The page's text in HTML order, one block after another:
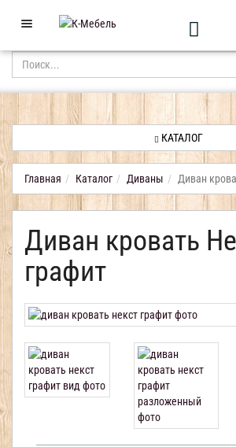
Звоните с 9:00 до 23:00 +7 (343)
КАТАЛОГ
АКЦИИ
НОВИНКИ
КОНТАКТЫ
ОТЗЫВЫ
КАБИНЕТ
КАТАЛОГ
Главная Каталог Диваны Диван
Диван кровать
графит